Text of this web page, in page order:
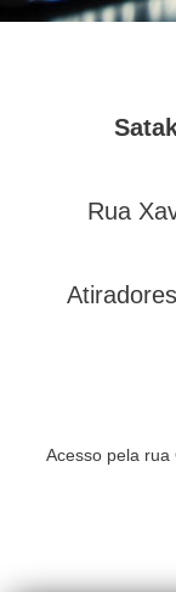
Rua
Acesso pela rua